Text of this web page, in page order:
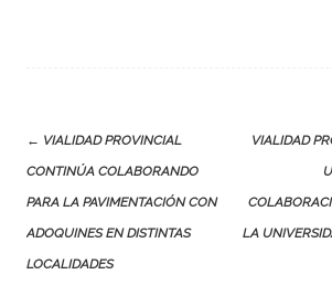
Post
navigation
← VIALIDAD PROVINCIAL
CONTINÚA COLABORANDO
PARA LA PAVIMENTACIÓN CON
ADOQUINES EN DISTINTAS
LOCALIDADES
VIALIDAD
LA